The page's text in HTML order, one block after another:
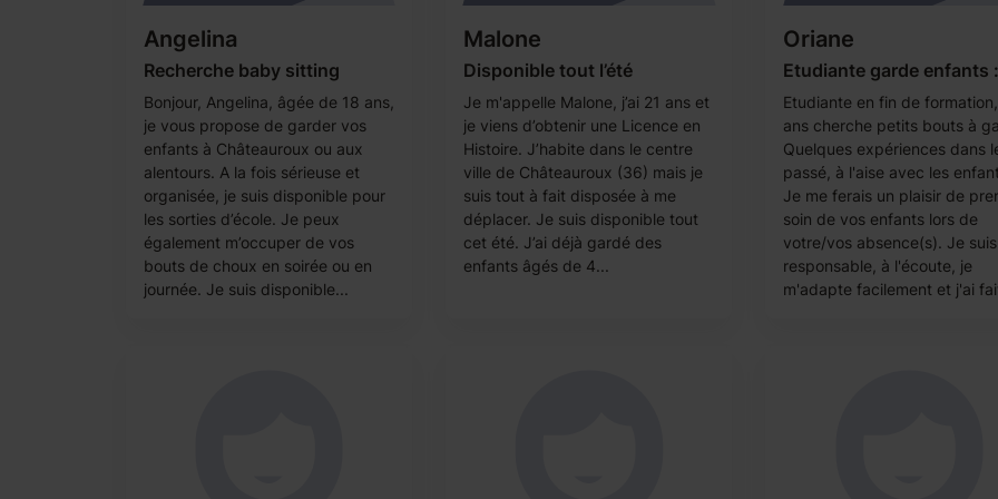
Angelina
Recherche baby sitting
Bonjour, Angelina, âgée de 18 ans,
je vous propose de garder vos
enfants à Châteauroux ou aux
alentours. A la fois sérieuse et
organisée, je suis disponible pour
les sorties d’école. Je peux
également m’occuper de vos
bouts de choux en soirée ou en
journée. Je suis disponible...
Malone
Disponible tout l’été
Je m'appelle Malone, j’ai 21 ans et
je viens d’obtenir une Licence en
Histoire. J’habite dans le centre
ville de Châteauroux (36) mais je
suis tout à fait disposée à me
déplacer. Je suis disponible tout
cet été. J’ai déjà gardé des
enfants âgés de 4...
Oriane
Etudiante garde enfants
Etudiante en fin de
ans cherche petits bouts à
Quelques expériences dans
passé, à l'aise avec les
Je me ferais un plaisir de
soin de vos enfants lors de
votre/vos absence(s). Je suis
responsable, à l'écoute, je
m'adapte facilement et j'ai